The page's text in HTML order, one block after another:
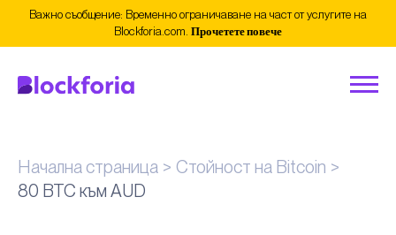
Важно съобщение: Временно ограничаване на част от услугите на
Blockforia.com. Прочетете повече
Начална страница
Стойност на Bitcoin
80 BTC към AUD